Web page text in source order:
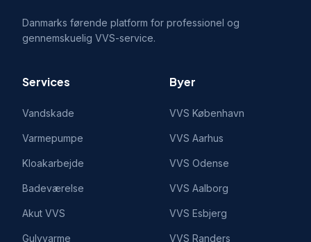
Danmarks førende platform for professionel og
gennemskuelig VVS-service.
Services
Vandskade
Varmepumpe
Kloakarbejde
Badeværelse
Akut VVS
Gulvvarme
Byer
VVS København
VVS Aarhus
VVS Odense
VVS Aalborg
VVS Esbjerg
VVS Randers